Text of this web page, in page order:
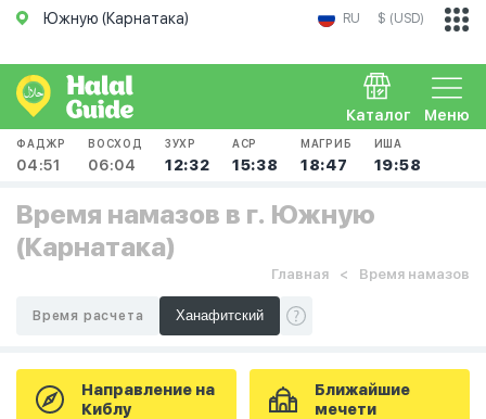
Южную (Карнатака) RU $ (USD)
Меню
Каталог
ФАДЖР
04:51
ВОСХОД
06:04
ЗУХР
12:32
АСР
15:38
МАГРИБ
18:47
ИША
19:58
Время намазов в г. Южную
(Карнатака)
Главная Время намазов
Время расчета
Направление на
Киблу
Ближайшие
мечети